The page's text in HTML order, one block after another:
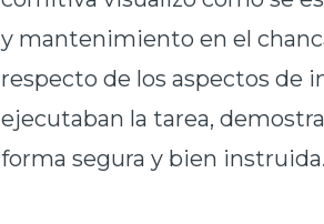
y mantenimiento en el
respecto de los aspectos de
ejecutaban la tarea,
forma segura y bien instruida.